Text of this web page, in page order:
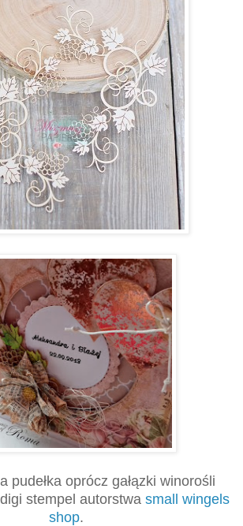
pudełka oprócz gałązki winorośli
stempel autorstwa small wingels
shop.